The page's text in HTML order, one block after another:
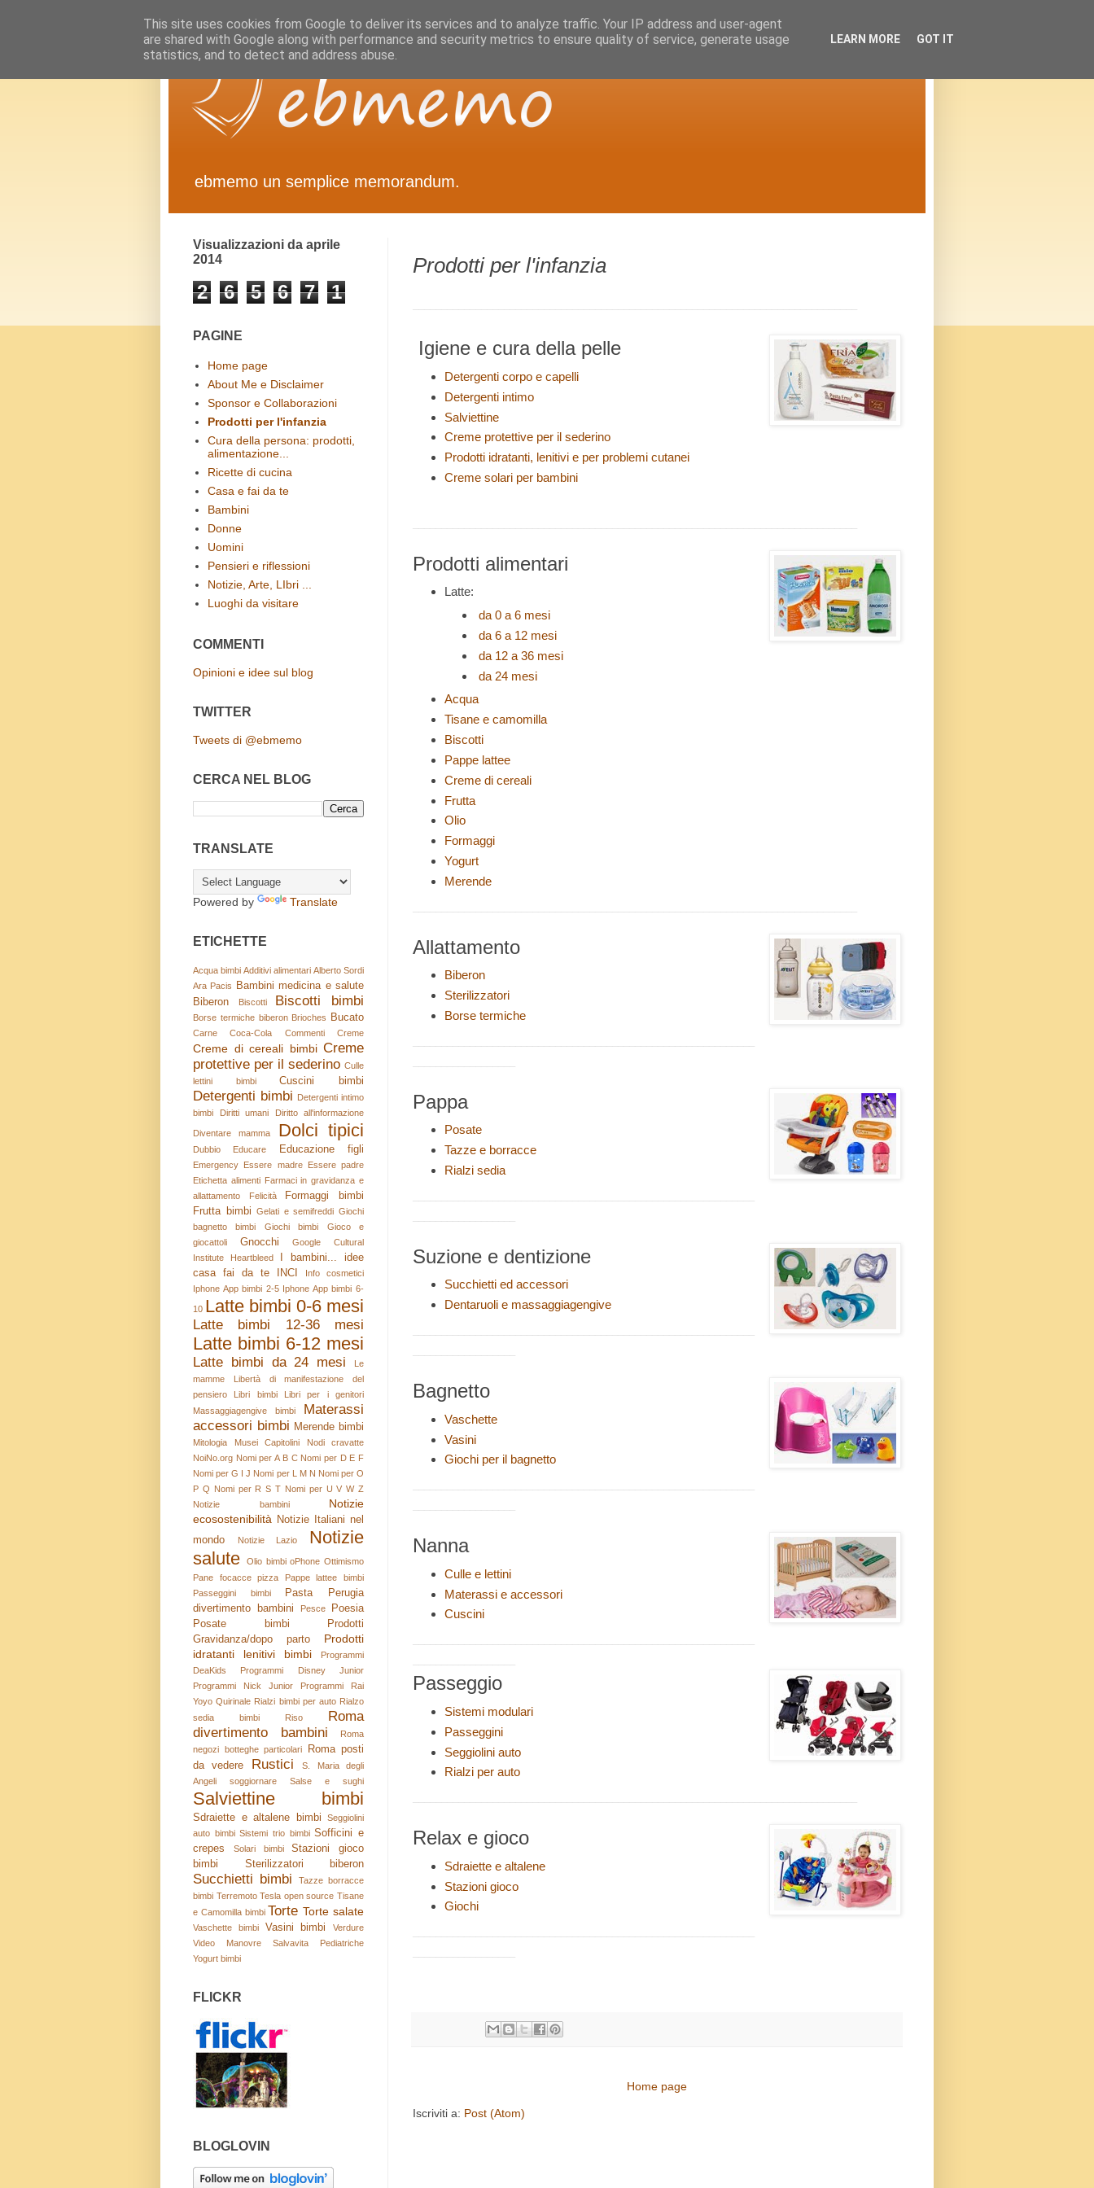
ebmemo un semplice memorandum.
Prodotti per l'infanzia
Igiene e cura della pelle
Detergenti corpo e capelli
Detergenti intimo
Salviettine
Creme protettive per il sederino
Prodotti idratanti, lenitivi e per problemi cutanei
Creme solari per bambini
Prodotti alimentari
Latte:
da 0 a 6 mesi
da 6 a 12 mesi
da 12 a 36 mesi
da 24 mesi
Acqua
Tisane e camomilla
Biscotti
Pappe lattee
Creme di cereali
Frutta
Olio
Formaggi
Yogurt
Merende
Allattamento
Biberon
Sterilizzatori
Borse termiche
Pappa
Posate
Tazze e borracce
Rialzi sedia
Suzione e dentizione
Succhietti ed accessori
Dentaruoli e massaggiagengive
Bagnetto
Vaschette
Vasini
Giochi per il bagnetto
Nanna
Culle e lettini
Materassi e accessori
Cuscini
Passeggio
Sistemi modulari
Passeggini
Seggiolini auto
Rialzi per auto
Relax e gioco
Sdraiette e altalene
Stazioni gioco
Giochi
Home page
Iscriviti a: Post (Atom)
Visualizzazioni da aprile
2014
2 6 5 6 7 1
PAGINE
Home page
About Me e Disclaimer
Sponsor e Collaborazioni
Prodotti per l'infanzia
Cura della persona: prodotti,
alimentazione...
Ricette di cucina
Casa e fai da te
Bambini
Donne
Uomini
Pensieri e riflessioni
Notizie, Arte, LIbri ...
Luoghi da visitare
COMMENTI
Opinioni e idee sul blog
TWITTER
Tweets di @ebmemo
CERCA NEL BLOG
TRANSLATE
Powered by Translate
ETICHETTE
Acqua bimbi Additivi alimentari Alberto Sordi
Ara Pacis
Bambini medicina e salute
Biberon
Biscotti Biscotti bimbi
Borse termiche biberon Brioches Bucato
Carne Coca-Cola Commenti Creme
Creme di cereali bimbi Creme
protettive per il sederino Culle
lettini bimbi
Cuscini bimbi
Detergenti bimbi Detergenti intimo
bimbi
Diritti umani Diritto all'informazione
Diventare mamma Dolci tipici
Dubbio Educare Educazione figli
Emergency Essere madre
Essere padre
Etichetta alimenti Farmaci in gravidanza e
allattamento
Felicità
Formaggi bimbi
Frutta bimbi
Gelati e semifreddi Giochi
bagnetto bimbi
Giochi bimbi
Gioco e
giocattoli
Gnocchi
Google Cultural
Institute
Heartbleed I bambini...
idee
casa fai da te
INCI
Info cosmetici
Iphone App bimbi 2-5 Iphone App bimbi 6-
10 Latte bimbi 0-6 mesi
Latte bimbi 12-36 mesi
Latte bimbi 6-12 mesi
Latte bimbi da 24 mesi
Le
mamme
Libertà di manifestazione del
pensiero
Libri bimbi
Libri per i genitori
Massaggiagengive bimbi
Materassi
accessori bimbi Merende bimbi
Mitologia Musei Capitolini
Nodi cravatte
NoiNo.org Nomi per A B C Nomi per D E F
Nomi per G I J Nomi per L M N Nomi per O
P Q Nomi per R S T Nomi per U V W Z
Notizie bambini
Notizie
ecosostenibilità
Notizie Italiani nel
mondo
Notizie Lazio
Notizie
salute
Olio bimbi oPhone Ottimismo
Pane focacce pizza
Pappe lattee bimbi
Passeggini bimbi
Pasta
Perugia
divertimento bambini
Pesce
Poesia
Posate bimbi
Prodotti
Gravidanza/dopo parto
Prodotti
idratanti lenitivi bimbi
Programmi
DeaKids
Programmi Disney Junior
Programmi Nick Junior
Programmi Rai
Yoyo Quirinale Rialzi bimbi per auto Rialzo
sedia bimbi
Riso
Roma
divertimento bambini
Roma
negozi botteghe particolari
Roma posti
da vedere
Rustici
S. Maria degli
Angeli soggiornare
Salse e sughi
Salviettine bimbi
Sdraiette e altalene bimbi
Seggiolini
auto bimbi Sistemi trio bimbi Sofficini e
crepes
Solari bimbi
Stazioni gioco
bimbi
Sterilizzatori biberon
Succhietti bimbi
Tazze borracce
bimbi Terremoto Tesla open source Tisane
e Camomilla bimbi Torte Torte salate
Vaschette bimbi Vasini bimbi
Verdure
Video Manovre Salvavita Pediatriche
Yogurt bimbi
FLICKR
BLOGLOVIN
This site uses cookies from Google to deliver its services and to analyze traffic. Your IP address and user-agent
are shared with Google along with performance and security metrics to ensure quality of service, generate usage
statistics, and to detect and address abuse.
LEARN MORE GOT IT